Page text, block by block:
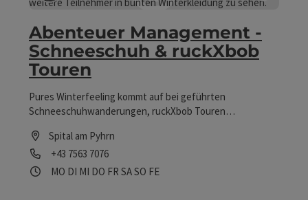
Beitrag merken : Abenteuer Management -
Abenteuer Management -
Schneeschuh & ruckXbob
Touren
Pures Winterfeeling kommt auf bei geführten
Schneeschuhwanderungen, ruckXbob Touren
inkl. Übernachtung oder vielen weiteren Teamaktivitäten
in der verschneiten Winterlandschaft.
Spital am Pyhrn
Telefon
+43 7563 7076
Öffnungszeiten
MO Montag geöffnet
DI Dienstag geöffnet
MI Mittwoch geöffnet
DO Donnerstag geöffnet
FR Freitag geöffnet
SASamstag geöffnet
SO Sonntag geöffnet
FEFeiertag geöffnet